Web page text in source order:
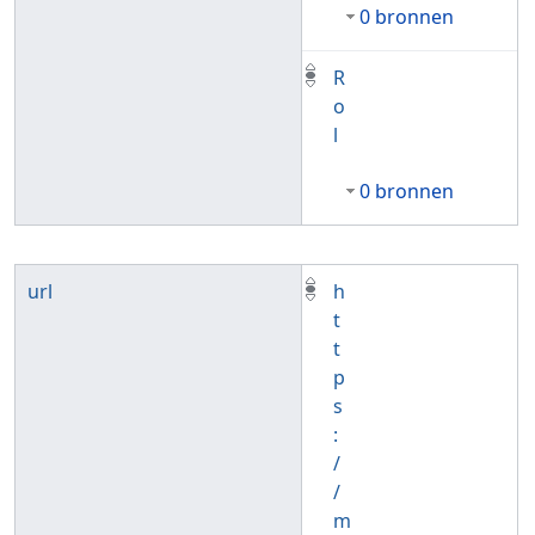
0 bronnen
R
o
l
0 bronnen
url
h
t
t
p
s
:
/
/
m